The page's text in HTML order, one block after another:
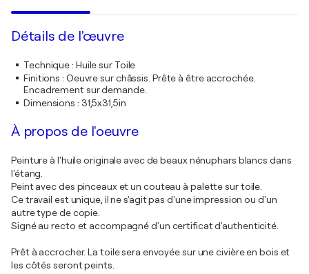
Détails de l'œuvre
Technique: Huile sur Toile
Finitions : Oeuvre sur châssis. Prête à être accrochée.
Encadrement sur demande.
Dimensions : 31,5x31,5in
À propos de l'oeuvre
Peinture à l'huile originale avec de beaux nénuphars blancs dans
l'étang.
Peint avec des pinceaux et un couteau à palette sur toile.
Ce travail est unique, il ne s'agit pas d'une impression ou d'un
autre type de copie.
Signé au recto et accompagné d'un certificat d'authenticité.
Prêt à accrocher. La toile sera envoyée sur une civière en bois et
les côtés seront peints.